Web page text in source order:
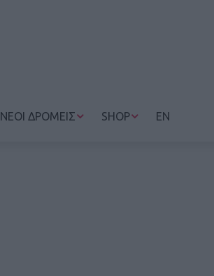
ΝΕΟΙ ΔΡΟΜΕΙΣ SHOP EN